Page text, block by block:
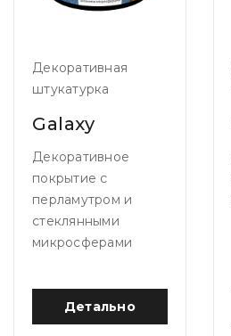
Декоративная
штукатурка
Galaxy
Декоративное
покрытие с
перламутром и
стеклянными
микросферами
Детально